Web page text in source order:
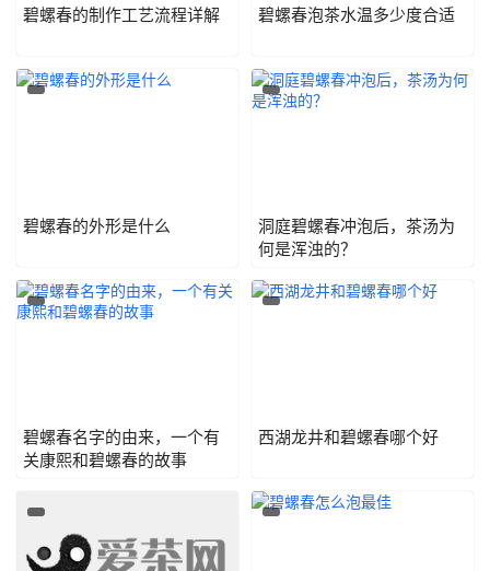
碧螺春的制作工艺流程详解 碧螺春泡茶水温多少度合适
碧螺春的外形是什么
洞庭碧螺春冲泡后，茶汤为
何是浑浊的？
碧螺春名字的由来，一个有
关康熙和碧螺春的故事
西湖龙井和碧螺春哪个好